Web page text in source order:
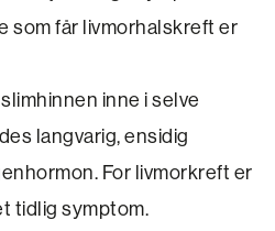
som får livmorhalskreft er
inne i selve
langvarig, ensidig
For livmorkreft er
tidlig symptom.